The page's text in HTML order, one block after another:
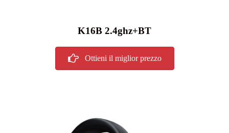
K16B 2.4ghz+BT
Ottieni il miglior prezzo